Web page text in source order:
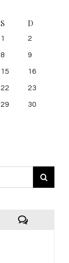
S D
1 2
8 9
15 16
22 23
29 30